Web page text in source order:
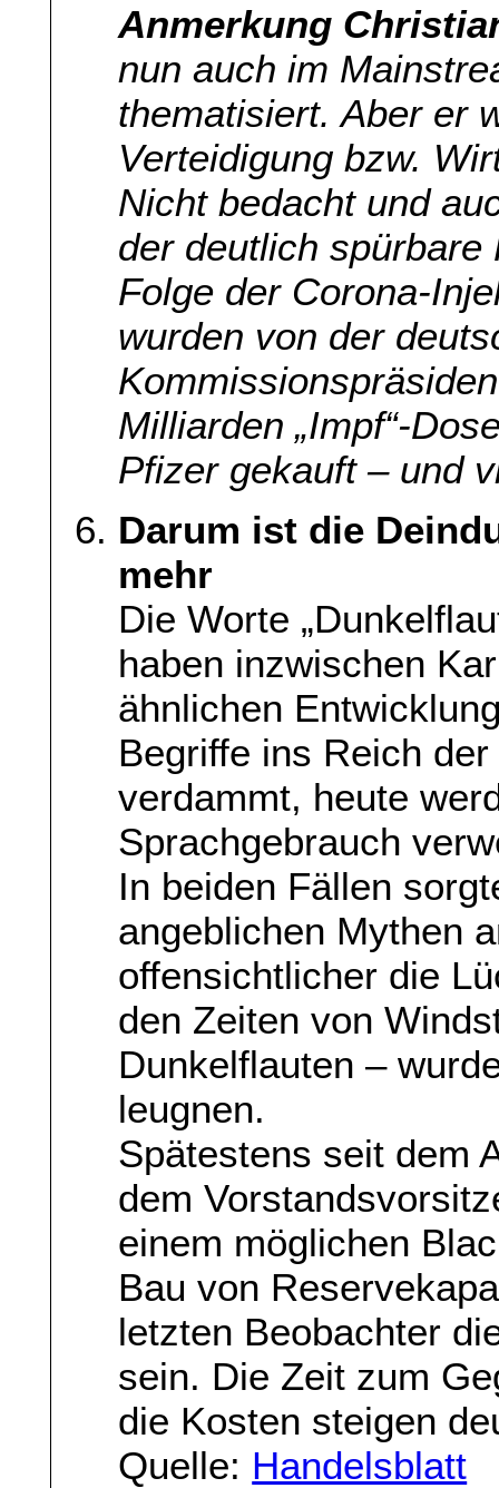
Anmerkung
nun auch im
thematisiert. Aber er
Verteidigung bzw.
Nicht bedacht und
der deutlich spürbare
Folge der Corona-
wurden von der
Milliarden „Impf“-
Pfizer gekauft – und
Darum ist die
mehr
Die Worte
haben inzwischen
ähnlichen
Begriffe ins Reich
verdammt, heute
Sprachgebrauch
In beiden Fällen
angeblichen Mythen
offensichtlicher die
den Zeiten von
Dunkelflauten –
leugnen.
Spätestens seit dem
dem
einem möglichen
Bau von
letzten Beobachter
sein. Die Zeit zum
die Kosten steigen
Quelle: Handelsblatt